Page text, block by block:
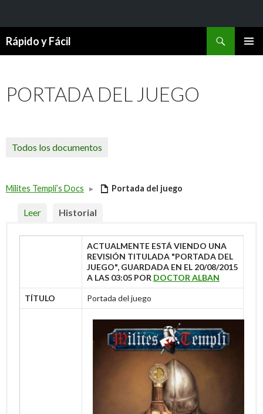
Rápido y Fácil
PORTADA DEL JUEGO
Todos los documentos
Milites Templi’s Docs ▸ Portada del juego
Leer Historial
ACTUALMENTE ESTÁ VIENDO UNA
REVISIÓN TITULADA "PORTADA DEL
JUEGO", GUARDADA EN EL 20/08/2015
A LAS 03:05 POR DOCTOR ALBAN
TÍTULO Portada del juego